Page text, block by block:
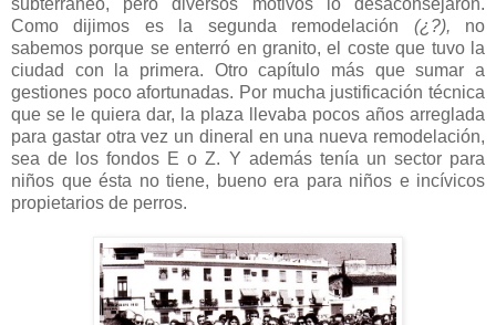
Como dijimos es la segunda remodelación (¿?), no
sabemos porque se enterró en granito, el coste que tuvo la
ciudad con la primera. Otro capítulo más que sumar a
gestiones poco afortunadas. Por mucha justificación técnica
que se le quiera dar, la plaza llevaba pocos años arreglada
para gastar otra vez un dineral en una nueva remodelación,
sea de los fondos E o Z. Y además tenía un sector para
niños que ésta no tiene, bueno era para niños e incívicos
propietarios de perros.